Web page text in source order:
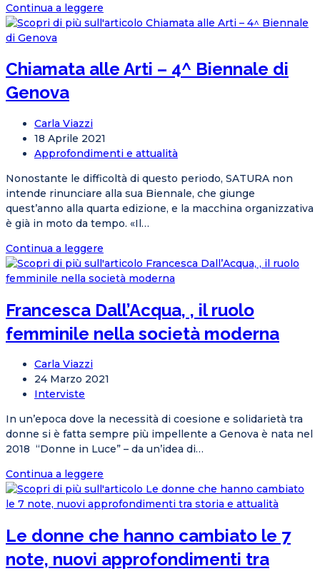
Continua a leggere
Liguria
Paraloup
“Lilliput
rete
7
Musei
del
Piemonte
Chiamata alle Arti – 4^ Biennale di
Genova
Autore
dell'articolo:
Carla Viazzi
Articolo
pubblicato:
18 Aprile 2021
Categoria
Approfondimenti e attualità
Nonostante le difficoltà di questo periodo, SATURA non
intende rinunciare alla sua Biennale, che giunge
quest’anno alla quarta edizione, e la macchina organizzativa
è già in moto da tempo. «Il…
Continua a leggere
alle
Arti
4^
Biennale
di
Francesca Dall’Acqua, , il ruolo
femminile nella società moderna
Autore
dell'articolo:
Carla Viazzi
Articolo
pubblicato:
24 Marzo 2021
Categoria
Interviste
In un’epoca dove la necessità di coesione e solidarietà tra
donne si è fatta sempre più impellente a Genova è nata nel
2018 “Donne in Luce” – da un’idea di…
Continua a leggere
Dall’Acqua,
,
ruolo
femminile
nella
Le donne che hanno cambiato le 7
note, nuovi approfondimenti tra